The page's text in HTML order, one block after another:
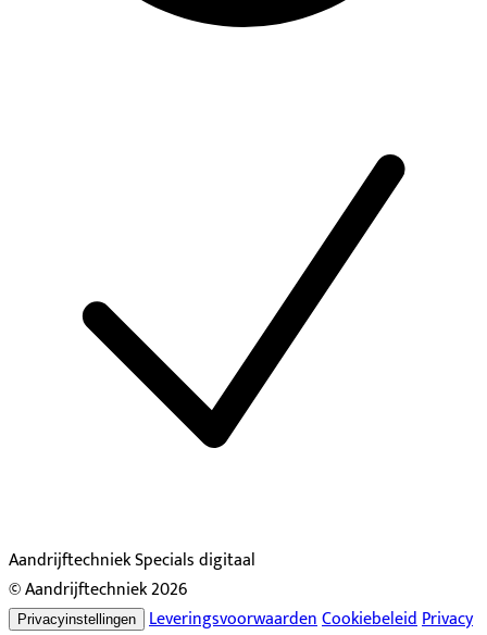
Aandrijftechniek Specials digitaal
© Aandrijftechniek 2026
Privacyinstellingen LeveringsvoorwaardenCookiebeleidPrivacy